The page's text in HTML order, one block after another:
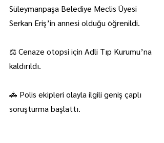
Süleymanpaşa Belediye Meclis Üyesi
Serkan Eriş’in annesi olduğu öğrenildi.
⚖️ Cenaze otopsi için Adli Tıp Kurumu’na
kaldırıldı.
🚓 Polis ekipleri olayla ilgili geniş çaplı
soruşturma başlattı.